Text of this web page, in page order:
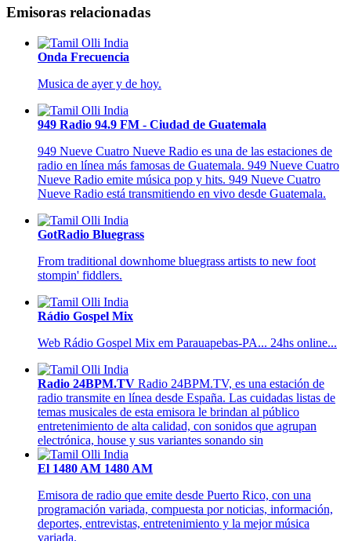
Emisoras relacionadas
Onda Frecuencia
Musica de ayer y de hoy.
949 Radio 94.9 FM - Ciudad de Guatemala
949 Nueve Cuatro Nueve Radio es una de las estaciones de
radio en línea más famosas de Guatemala. 949 Nueve Cuatro
Nueve Radio emite música pop y hits. 949 Nueve Cuatro
Nueve Radio está transmitiendo en vivo desde Guatemala.
GotRadio Bluegrass
From traditional downhome bluegrass artists to new foot
stompin' fiddlers.
Rádio Gospel Mix
Web Rádio Gospel Mix em Parauapebas-PA... 24hs online...
Radio 24BPM.TV Radio 24BPM.TV, es una estación de
radio transmite en línea desde España. Las cuidadas listas de
temas musicales de esta emisora le brindan al público
entretenimiento de alta calidad, con sonidos que agrupan
electrónica, house y sus variantes sonando sin
El 1480 AM 1480 AM
Emisora de radio que emite desde Puerto Rico, con una
programación variada, compuesta por noticias, información,
deportes, entrevistas, entretenimiento y la mejor música
variada.